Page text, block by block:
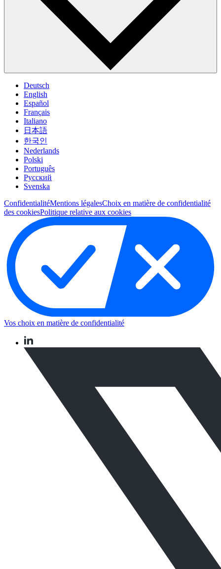
Deutsch
English
Español
Français
Italiano
日本語
한국인
Nederlands
Polski
Português
Pусский
Svenska
ConfidentialitéMentions légalesChoix en matière de confidentialité
des cookiesPolitique relative aux cookies
Vos choix en matière de confidentialité